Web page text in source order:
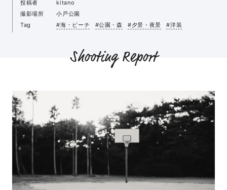
投稿者
kitano
撮影場所
小戸公園
Tag
#海・ビーチ #公園・森 #夕景・夜景 #洋装
Shooting Report